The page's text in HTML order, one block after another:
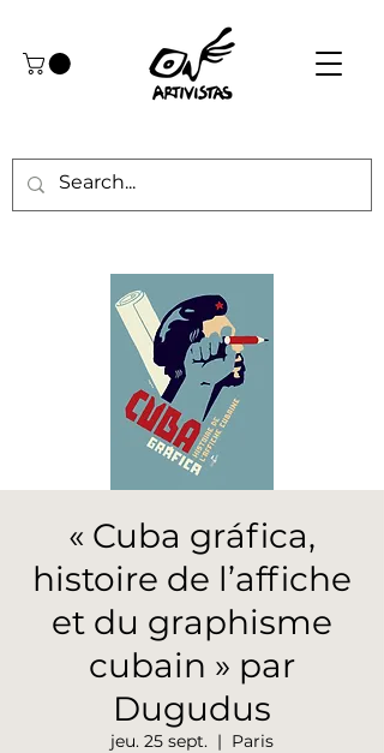
« Cuba gráfica,
histoire de l’affiche
et du graphisme
cubain » par
Dugudus
jeu. 25 sept.
  |
Paris